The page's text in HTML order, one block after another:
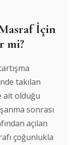
İçin
mi?
takılan
ait olduğu
sonrası
açılan
çoğunlukla